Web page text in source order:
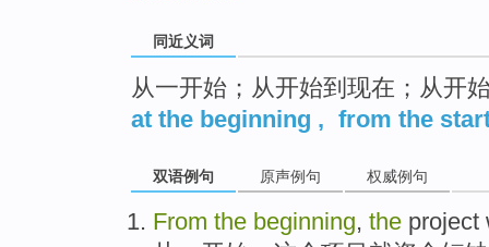
同近义词
从一开始；从开始到现在；从开
at the beginning , from the
双语例句 原声例句 权威例句
From the beginning, the project